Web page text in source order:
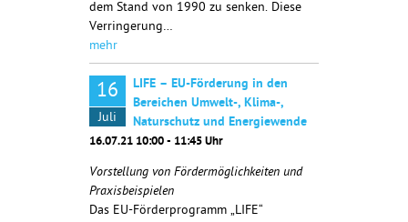
dem Stand von 1990 zu senken. Diese
Verringerung…
mehr
16
Juli
LIFE – EU-Förderung in den
Bereichen Umwelt-, Klima-,
Naturschutz und Energiewende
16.07.21 10:00 - 11:45 Uhr
Vorstellung von Fördermöglichkeiten und
Praxisbeispielen
Das EU-Förderprogramm „LIFE“